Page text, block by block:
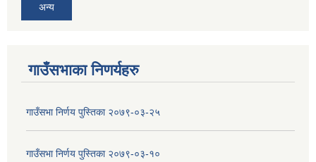
अन्य
गाउँसभाका निणर्यहरु
गाउँसभा निर्णय पुस्तिका २०७९-०३-२५
गाउँसभा निर्णय पुस्तिका २०७९-०३-१०